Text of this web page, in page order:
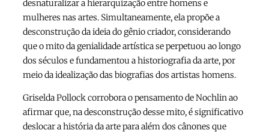
desnaturalizar a hierarquização entre homens e
mulheres nas artes. Simultaneamente, ela propõe a
desconstrução da ideia do gênio criador, considerando
que o mito da genialidade artística se perpetuou ao longo
dos séculos e fundamentou a historiografia da arte, por
meio da idealização das biografias dos artistas homens.
Griselda Pollock corrobora o pensamento de Nochlin ao
afirmar que, na desconstrução desse mito, é significativo
deslocar a história da arte para além dos cânones que